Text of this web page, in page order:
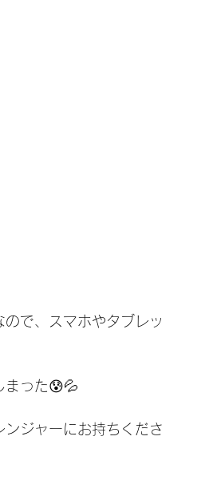
で、スマホやタブレッ
まった😰💦
ジャーにお持ちくださ